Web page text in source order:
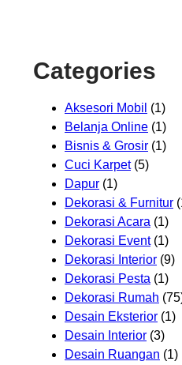
Categories
Aksesori Mobil (1)
Belanja Online (1)
Bisnis & Grosir (1)
Cuci Karpet(5)
Dapur (1)
Dekorasi & Furnitur
Dekorasi Acara (1)
Dekorasi Event(1)
Dekorasi Interior (9)
Dekorasi Pesta (1)
Dekorasi Rumah
Desain Eksterior (1)
Desain Interior (3)
Desain Ruangan (1)